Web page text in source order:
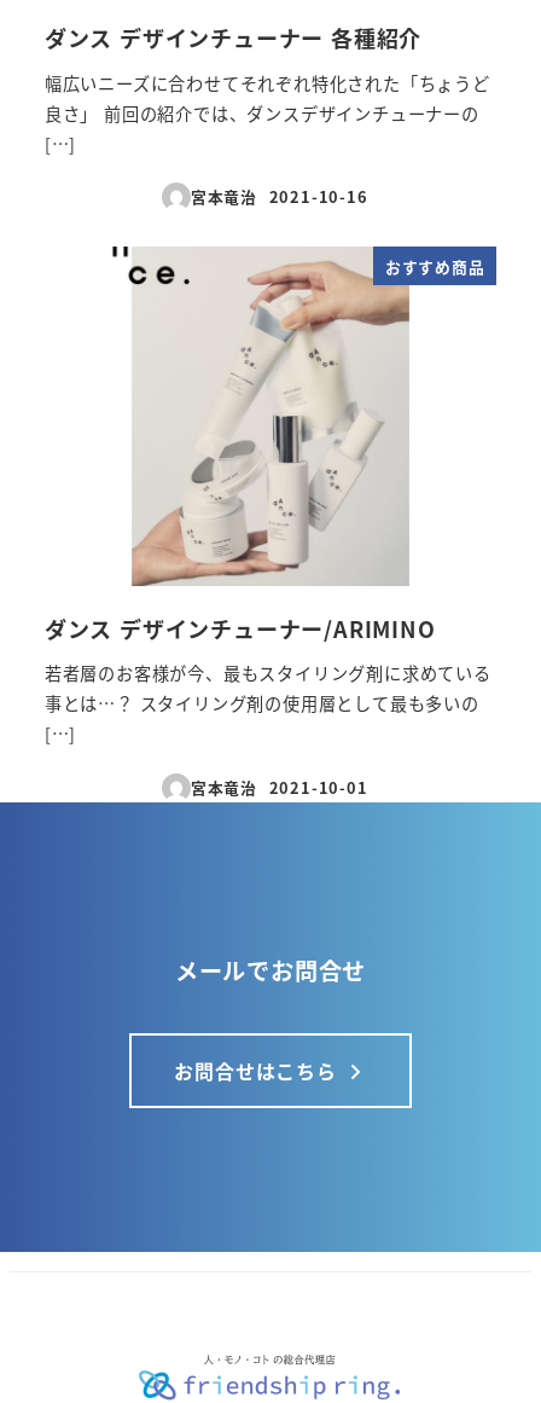
ダンス デザインチューナー 各種紹介
幅広いニーズに合わせてそれぞれ特化された「ちょうど
良さ」 前回の紹介では、ダンスデザインチューナーの
[…]
宮本竜治
投稿日
2021-10-16
おすすめ商品
ダンス デザインチューナー/ARIMINO
若者層のお客様が今、最もスタイリング剤に求めている
事とは…？ スタイリング剤の使用層として最も多いの
[…]
宮本竜治
投稿日
2021-10-01
メールでお問合せ
お問合せはこちら